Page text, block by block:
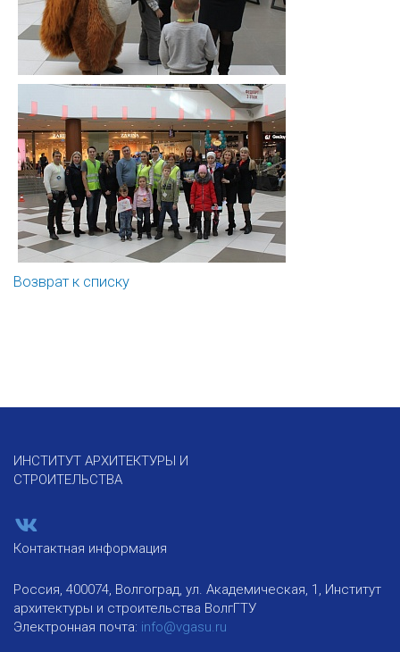
Возврат к списку
ИНСТИТУТ АРХИТЕКТУРЫ И
СТРОИТЕЛЬСТВА
Контактная информация
Россия, 400074, Волгоград, ул. Академическая, 1, Институт
архитектуры и строительства ВолгГТУ
Электронная почта: info@vgasu.ru